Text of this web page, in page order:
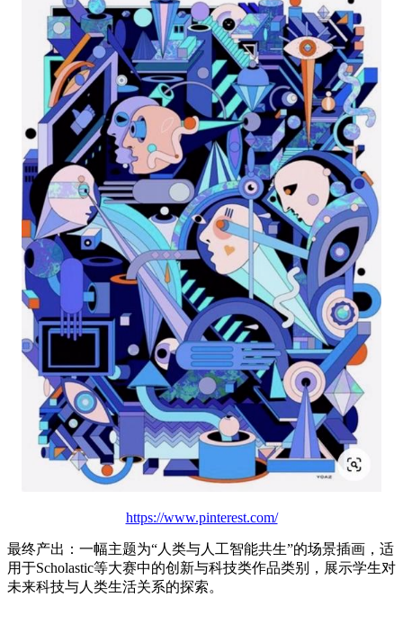
https://www.pinterest.com/
最终产出：一幅主题为“人类与人工智能共生”的场景插画，适
用于Scholastic等大赛中的创新与科技类作品类别，展示学生对
未来科技与人类生活关系的探索。